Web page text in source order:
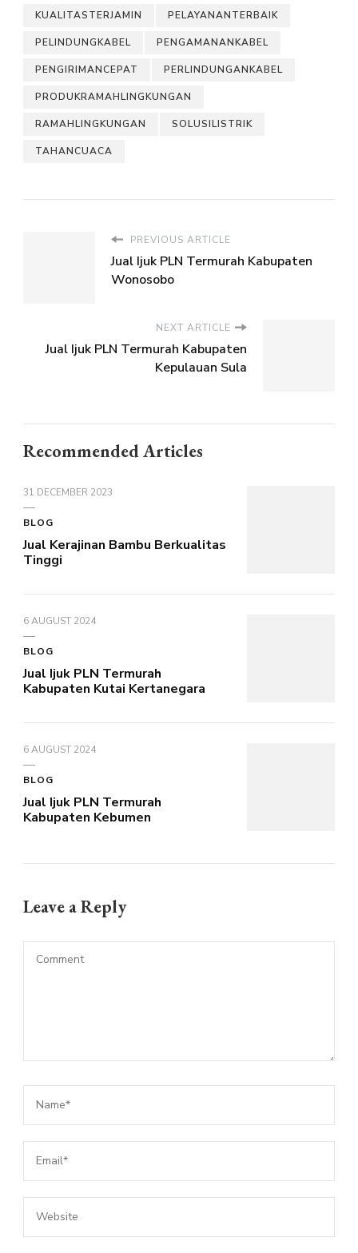
KUALITASTERJAMIN PELAYANANTERBAIK
PELINDUNGKABEL PENGAMANANKABEL
PENGIRIMANCEPAT PERLINDUNGANKABEL
PRODUKRAMAHLINGKUNGAN
RAMAHLINGKUNGAN SOLUSILISTRIK
TAHANCUACA
PREVIOUS ARTICLE
Jual Ijuk PLN Termurah Kabupaten
Wonosobo
NEXT ARTICLE
Jual Ijuk PLN Termurah Kabupaten
Kepulauan Sula
Recommended Articles
31 DECEMBER 2023
BLOG
Jual Kerajinan Bambu Berkualitas
Tinggi
6 AUGUST 2024
BLOG
Jual Ijuk PLN Termurah
Kabupaten Kutai Kertanegara
6 AUGUST 2024
BLOG
Jual Ijuk PLN Termurah
Kabupaten Kebumen
Leave a Reply